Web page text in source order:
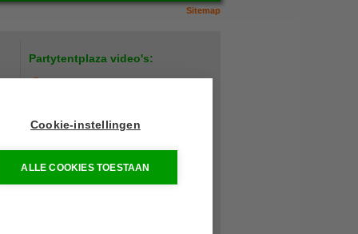
Cookie-instellingen
ALLE COOKIES TOESTAAN
Sitemap
Partytentplaza video's: